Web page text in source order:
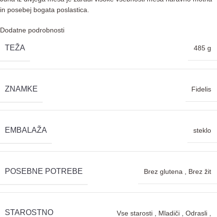
in posebej bogata poslastica.
Dodatne podrobnosti
TEŽA 485 g
ZNAMKE Fidelis
EMBALAŽA steklo
POSEBNE POTREBE Brez glutena Brez žit
STAROSTNO Vse starosti Mladiči Odrasli